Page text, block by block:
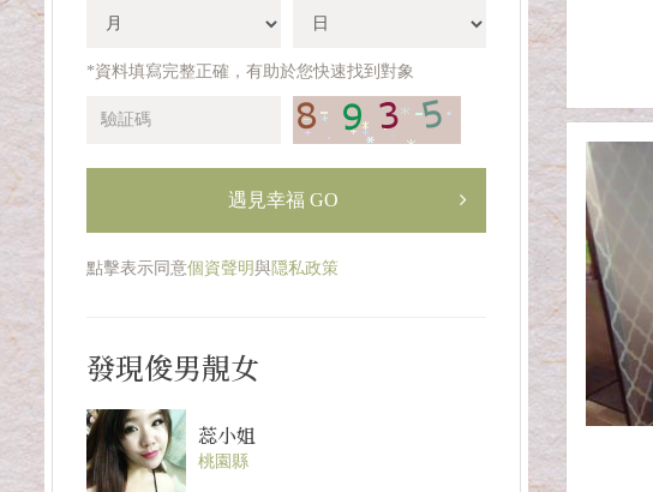
月
日
*資料填寫完整正確，有助於您快速找到對象
驗
遇見幸福 GO
點擊表示同意個資聲明與隠私政策
發現俊男靚女
蕊小姐
桃園縣